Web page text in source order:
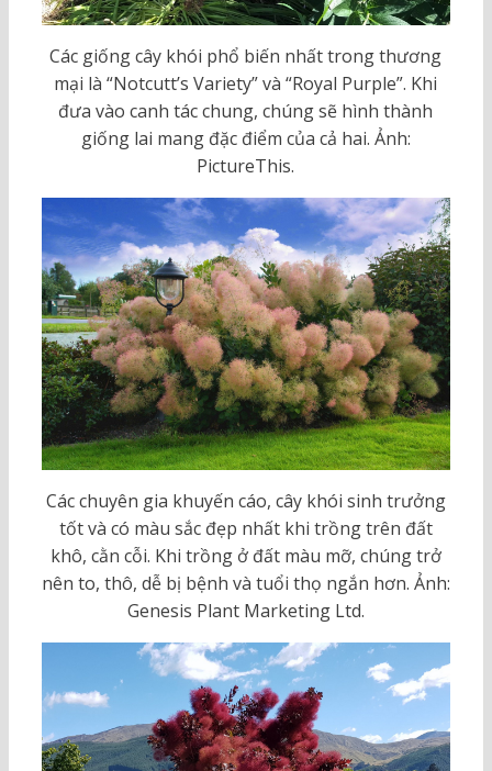
Các giống cây khói phổ biến nhất trong thương
mại là “Notcutt’s Variety” và “Royal Purple”. Khi
đưa vào canh tác chung, chúng sẽ hình thành
giống lai mang đặc điểm của cả hai. Ảnh:
PictureThis.
Các chuyên gia khuyến cáo, cây khói sinh trưởng
tốt và có màu sắc đẹp nhất khi trồng trên đất
khô, cằn cỗi. Khi trồng ở đất màu mỡ, chúng trở
nên to, thô, dễ bị bệnh và tuổi thọ ngắn hơn. Ảnh:
Genesis Plant Marketing Ltd.